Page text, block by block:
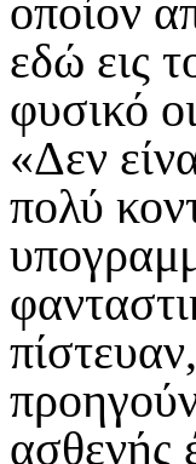
οποίον
εδώ εις
φυσικό
«Δεν
πολύ
ασθενής